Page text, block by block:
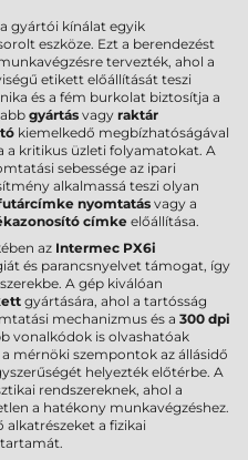
a gyártói kínálat egyik
eszköze. Ezt a berendezést
tervezték, ahol a
etikett előállítását teszi
és a fém burkolat biztosítja a
gyártás vagy raktár
kiemelkedő megbízhatóságával
a kritikus üzleti folyamatokat. A
sebessége az ipari
alkalmassá teszi olyan
nyomtatásvagy a
címke előállítása.
az Intermec PX6i
és parancsnyelvet támogat, így
A gép kiválóan
gyártására, ahol a tartósság
mechanizmus és a 300 dpi
vonalkódok is olvashatóak
mérnöki szempontok az állásidő
helyezték előtérbe. A
rendszereknek, ahol a
a hatékony munkavégzéshez.
alkatrészeket a fizikai